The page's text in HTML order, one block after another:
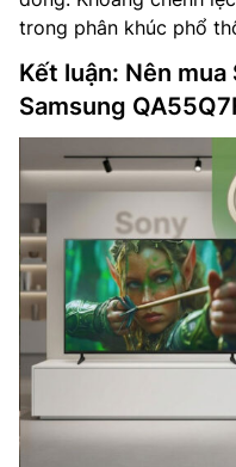
trong phân khúc phổ
Kết luận: Nên
Samsung